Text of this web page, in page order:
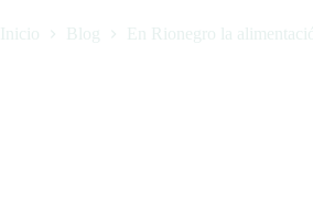
Inicio Blog
En Rionegro la